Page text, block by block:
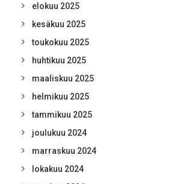
elokuu 2025
kesäkuu 2025
toukokuu 2025
huhtikuu 2025
maaliskuu 2025
helmikuu 2025
tammikuu 2025
joulukuu 2024
marraskuu 2024
lokakuu 2024